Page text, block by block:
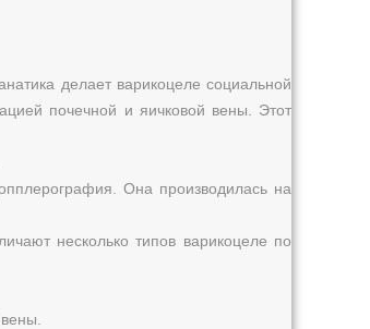
делает варикоцеле социальной
почечной и яичковой вены. Этот
Она производилась на
несколько типов варикоцеле по